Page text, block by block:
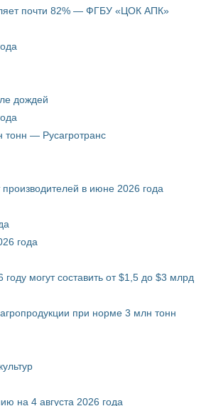
почти 82% — ФГБУ «ЦОК АПК»
дождей
тонн — Русагротранс
в июне 2026 года
года
могут составить от $1,5 до $3 млрд
при норме 3 млн тонн
на 4 августа 2026 года